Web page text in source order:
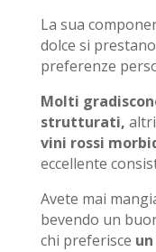
La sua
dolce si
preferenze
Molti
strutturati,
vini rossi
eccellente
Avete mai
bevendo un
chi preferisce